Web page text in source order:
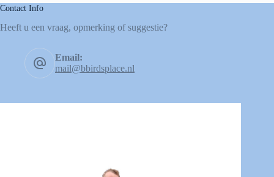
Contact Info
Heeft u een vraag, opmerking of suggestie?
Email:
mail@bbirdsplace.nl